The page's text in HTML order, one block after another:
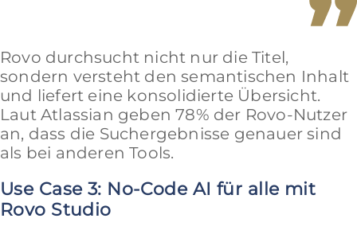
Rovo durchsucht nicht nur die Titel,
sondern versteht den semantischen Inhalt
und liefert eine konsolidierte Übersicht.
Laut Atlassian geben 78% der Rovo-Nutzer
an, dass die Suchergebnisse genauer sind
als bei anderen Tools.
Use Case 3: No-Code AI für alle mit
Rovo Studio